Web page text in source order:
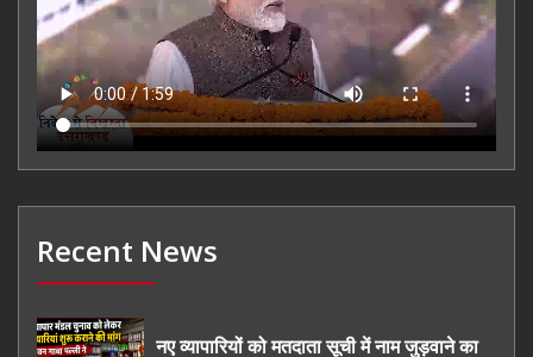
Recent News
नए व्यापारियों को मतदाता सूची में नाम जुड़वाने का